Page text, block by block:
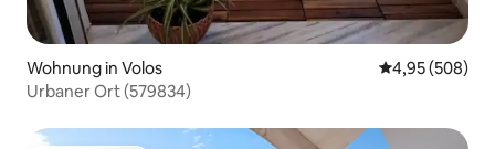
Wohnung in Volos
4,95 (508)
Urbaner Ort (579834)